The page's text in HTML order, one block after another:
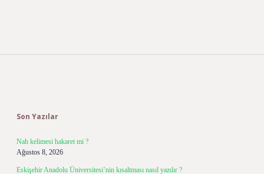
Son Yazılar
Nah kelimesi hakaret mi ?
Ağustos 8, 2026
Eskişehir Anadolu Üniversitesi’nin kısaltması nasıl yazılır ?